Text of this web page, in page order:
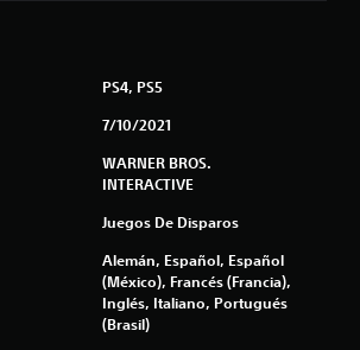
PS4, PS5
7/10/2021
WARNER BROS.
INTERACTIVE
Juegos De Disparos
Alemán, Español, Español
(México), Francés (Francia),
Inglés, Italiano, Portugués
(Brasil)